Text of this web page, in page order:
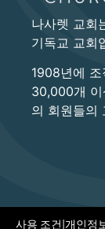
나사렛 교회
기독교 교회
1908년에
30,000개 이
의 회원들의
사용 조건|개인정